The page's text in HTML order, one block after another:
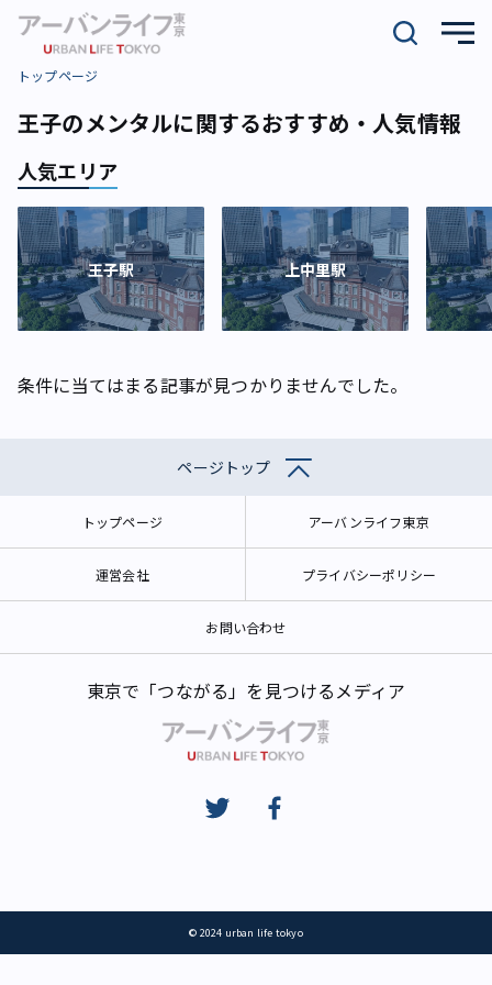
トップページ
王子のメンタルに関するおすすめ・人気情報
人気エリア
王子駅 上中里駅
条件に当てはまる記事が見つかりませんでした。
ページトップ
トップページ アーバンライフ東京
運営会社 プライバシーポリシー
お問い合わせ
東京で「つながる」を見つけるメディア
© 2024 urban life tokyo